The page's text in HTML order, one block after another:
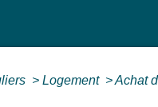
> Logement >Achat